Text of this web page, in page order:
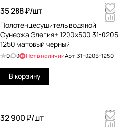
35 288 ₽/шт
Полотенцесушитель водяной
Сунержа Элегия+ 1200х500 31-0205-
1250 матовый черный
0 0 Нет в наличииАрт.31-0205-1250
В корзину
32 900 ₽/шт